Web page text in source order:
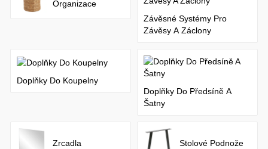
Organizace
Závěsné Systémy Pro
Závěsy A Záclony
Doplňky Do Koupelny
Doplňky Do Předsíně A
Šatny
Zrcadla Stolové Podnože